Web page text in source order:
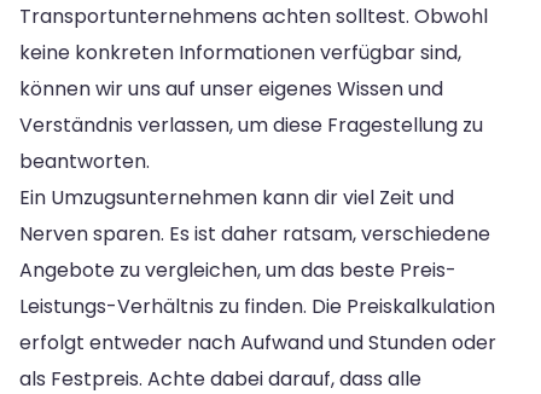
Transportunternehmens achten solltest. Obwohl
keine konkreten Informationen verfügbar sind,
können wir uns auf unser eigenes Wissen und
Verständnis verlassen, um diese Fragestellung zu
beantworten.
Ein Umzugsunternehmen kann dir viel Zeit und
Nerven sparen. Es ist daher ratsam, verschiedene
Angebote zu vergleichen, um das beste Preis-
Leistungs-Verhältnis zu finden. Die Preiskalkulation
erfolgt entweder nach Aufwand und Stunden oder
als Festpreis. Achte dabei darauf, dass alle